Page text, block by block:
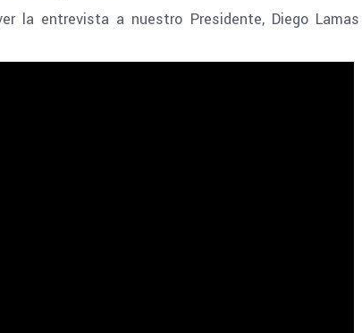
la entrevista a nuestro Presidente, Diego